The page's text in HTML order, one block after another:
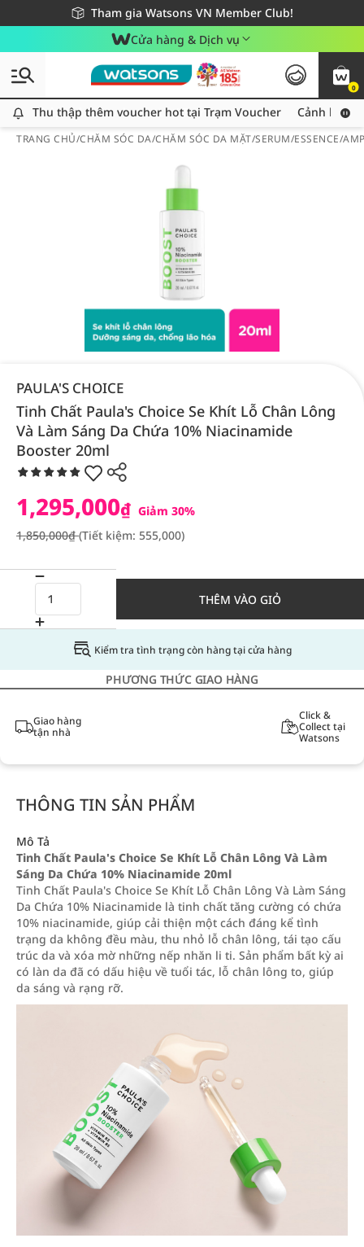
Tham gia Watsons VN Member Club!
Miễn phí giao hàng cho đơn hàng từ 249,000Đ
Giao hàng nhanh 24h - Áp dụng khu vực TP. Hồ Chí Minh
Cửa hàng & Dịch vụ
0
Thu thập thêm voucher hot tại Trạm Voucher
Thu thập thêm voucher hot tại Trạm Voucher Cảnh báo
TRANG CHỦ/CHĂM SÓC DA/CHĂM SÓC DA MẶT/SERUM/ESSENCE/
PAULA'S CHOICE
Tinh Chất Paula's Choice Se Khít Lỗ Chân Lông
Và Làm Sáng Da Chứa 10% Niacinamide
Booster 20ml
1,295,000₫ Giảm 30%
1,850,000₫(Tiết kiệm: 555,000)
THÊM VÀO GIỎ
Kiểm tra tình trạng còn hàng tại cửa hàng
PHƯƠNG THỨC GIAO HÀNG
Giao hàng
tận nhà
Click &
Collect tại
Watsons
THÔNG TIN SẢN PHẨM
Mô Tả
Tinh Chất Paula's Choice Se Khít Lỗ Chân Lông Và Làm
Sáng Da Chứa 10% Niacinamide 20ml
Tinh Chất Paula's Choice Se Khít Lỗ Chân Lông Và Làm Sáng
Da Chứa 10% Niacinamide là tinh chất tăng cường có chứa
10% niacinamide, giúp cải thiện một cách đáng kể tình
trạng da không đều màu, thu nhỏ lỗ chân lông, tái tạo cấu
trúc da và xóa mờ những nếp nhăn li ti. Sản phẩm bất kỳ ai
có làn da đã có dấu hiệu về tuổi tác, lỗ chân lông to, giúp
da sáng và rạng rỡ.